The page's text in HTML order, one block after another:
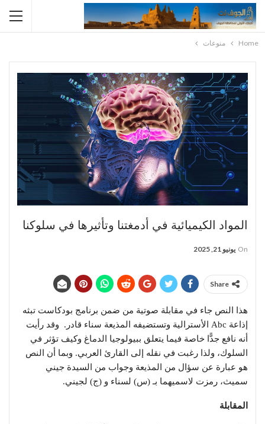
Home منوعات
المواد الكيميائية في أدمغتنا وتأثيرها في سلوكنا
On يونيو 21, 2025
Share
هذا النص جاء في مقابلة صوتية من ضمن برنامج بودكاست تبثه
إذاعة Abc الأسترالية وتستضيفه المذيعة سناء قادر. وقد رأيت
أنه نافع جدًّا خاصة فيما يتعلق ببيولوجيا الدماغ وكيف تؤثر في
السلوك، ولذا رغبت في نقله إلى القارئ العربي. وبما أن النص
هو عبارة عن سؤال من المذيعة وجواب من السيدة جيني
سميث، رمزت لاسميهما بـ (س) لسناء و (ج) لجيني.
المقابلة